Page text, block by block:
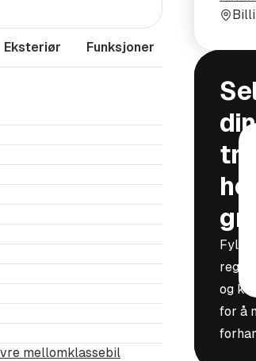
plass
Fyll inn
og
for å
Eksteriør Funksjoner Mål og vekt
mellomklassebil